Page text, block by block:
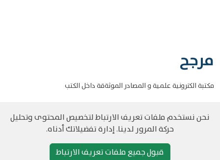
مرجح
مكتبة الكترونية علمية و المصادر الموثةقة داخل الكتب
حقوق الطبع والنشر مرجح جميع الحقوق محفوظةسياسة و الخصوصية
نحن نستخدم ملفات تعريف الارتباط لتخصيص المحتوى وتحليل
حركة المرور لدينا. إدارة تفضيلاتك أدناه.
قبول جميع ملفات تعريف الارتباط